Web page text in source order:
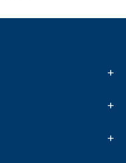
+
+
+